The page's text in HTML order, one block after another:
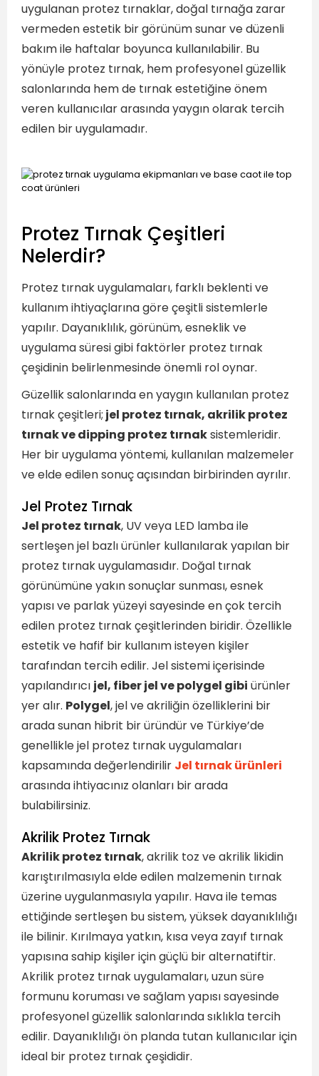
uygulanan protez tırnaklar, doğal tırnağa zarar
vermeden estetik bir görünüm sunar ve düzenli
bakım ile haftalar boyunca kullanılabilir. Bu
yönüyle protez tırnak, hem profesyonel güzellik
salonlarında hem de tırnak estetiğine önem
veren kullanıcılar arasında yaygın olarak tercih
edilen bir uygulamadır.
Protez Tırnak Çeşitleri
Nelerdir?
Protez tırnak uygulamaları, farklı beklenti ve
kullanım ihtiyaçlarına göre çeşitli sistemlerle
yapılır. Dayanıklılık, görünüm, esneklik ve
uygulama süresi gibi faktörler protez tırnak
çeşidinin belirlenmesinde önemli rol oynar.
Güzellik salonlarında en yaygın kullanılan protez
tırnak çeşitleri; jel protez tırnak, akrilik protez
tırnak ve dipping protez tırnaksistemleridir.
Her bir uygulama yöntemi, kullanılan malzemeler
ve elde edilen sonuç açısından birbirinden ayrılır.
Jel Protez Tırnak
Jel protez tırnak, UV veya LED lamba ile
sertleşen jel bazlı ürünler kullanılarak yapılan bir
protez tırnak uygulamasıdır. Doğal tırnak
görünümüne yakın sonuçlar sunması, esnek
yapısı ve parlak yüzeyi sayesinde en çok tercih
edilen protez tırnak çeşitlerinden biridir. Özellikle
estetik ve hafif bir kullanım isteyen kişiler
tarafından tercih edilir. Jel sistemi içerisinde
yapılandırıcı jel, fiber jel ve polygel gibi ürünler
yer alır. Polygel, jel ve akriliğin özelliklerini bir
arada sunan hibrit bir üründür ve Türkiye’de
genellikle jel protez tırnak uygulamaları
kapsamında değerlendirilir Jel tırnak ürünleri
arasında ihtiyacınız olanları bir arada
bulabilirsiniz.
Akrilik Protez Tırnak
Akrilik protez tırnak, akrilik toz ve akrilik likidin
karıştırılmasıyla elde edilen malzemenin tırnak
üzerine uygulanmasıyla yapılır. Hava ile temas
ettiğinde sertleşen bu sistem, yüksek dayanıklılığı
ile bilinir. Kırılmaya yatkın, kısa veya zayıf tırnak
yapısına sahip kişiler için güçlü bir alternatiftir.
Akrilik protez tırnak uygulamaları, uzun süre
formunu koruması ve sağlam yapısı sayesinde
profesyonel güzellik salonlarında sıklıkla tercih
edilir. Dayanıklılığı ön planda tutan kullanıcılar için
ideal bir protez tırnak çeşididir.